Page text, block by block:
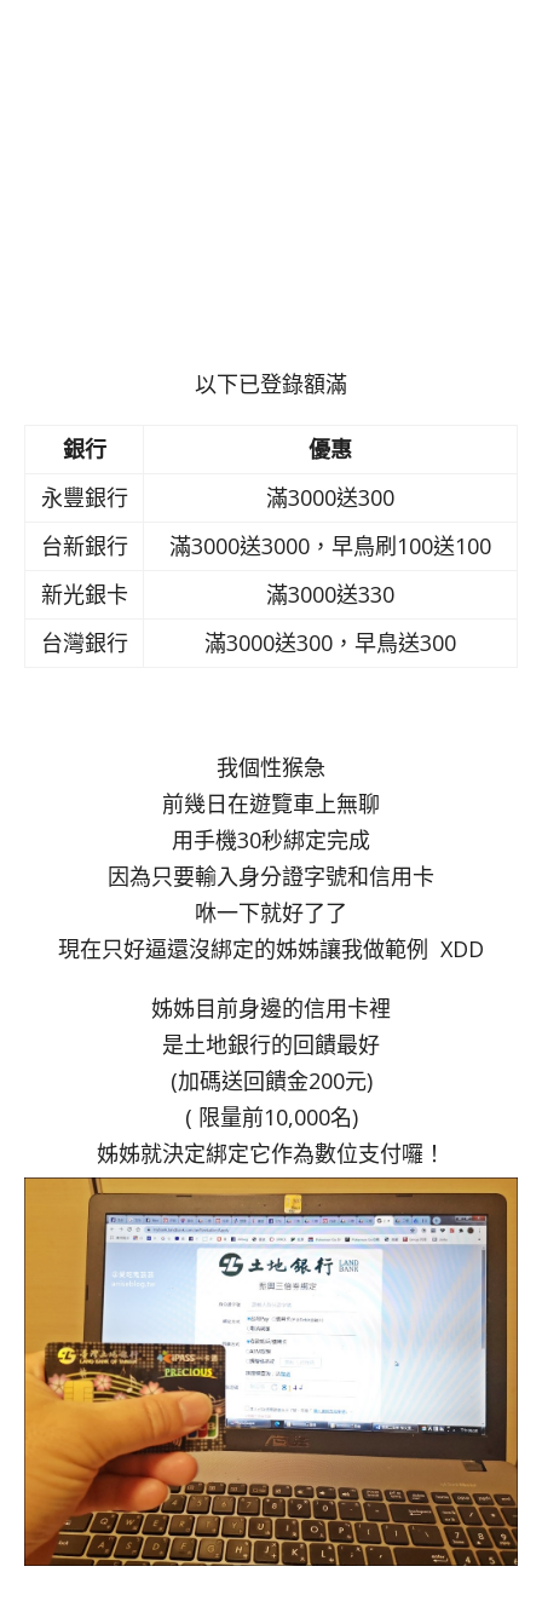
以下已登錄額滿
銀行
優惠
永豐銀行
滿3000送300
台新銀行
滿3000送3000，早鳥刷100送100
新光銀卡
滿3000送330
台灣銀行
滿3000送300，早鳥送300
我個性猴急
前幾日在遊覽車上無聊
用手機30秒綁定完成
因為只要輸入身分證字號和信用卡
咻一下就好了了
現在只好逼還沒綁定的姊姊讓我做範例 XDD
姊姊目前身邊的信用卡裡
是土地銀行的回饋最好
(加碼送回饋金200元)
( 限量前10,000名)
姊姊就決定綁定它作為數位支付囉！